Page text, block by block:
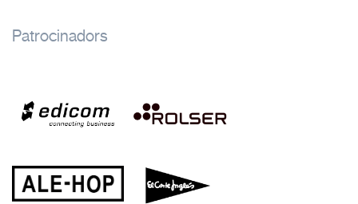
Patrocinadors